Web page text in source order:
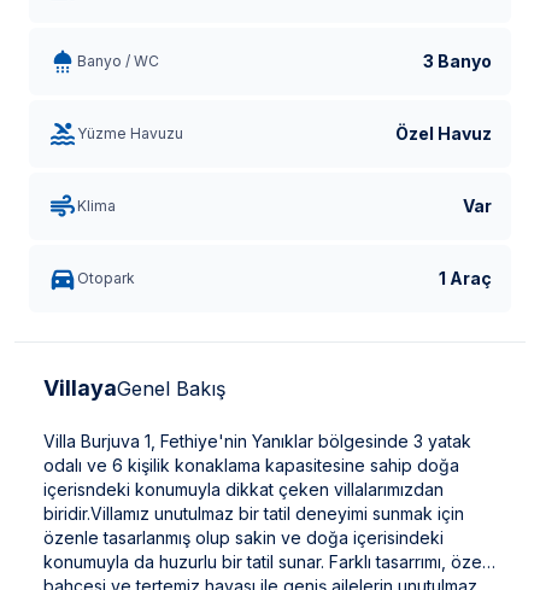
Banyo / WC 3 Banyo
Yüzme Havuzu Özel Havuz
Klima Var
Otopark 1 Araç
VillayaGenel Bakış
Villa Burjuva 1, Fethiye'nin Yanıklar bölgesinde 3 yatak
odalı ve 6 kişilik konaklama kapasitesine sahip doğa
içerisndeki konumuyla dikkat çeken villalarımızdan
biridir.Villamız unutulmaz bir tatil deneyimi sunmak için
özenle tasarlanmış olup sakin ve doğa içerisindeki
konumuyla da huzurlu bir tatil sunar. Farklı tasarrımı, özel
bahçesi ve tertemiz havası ile geniş ailelerin unutulmaz